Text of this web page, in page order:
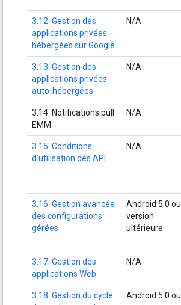
3.12. Gestion des
applications privées
hébergées sur Google
N/A
3.13. Gestion des
applications privées
auto-hébergées
N/A
3.14. Notifications pull
EMM
N/A
3.15. Conditions
d'utilisation des API
N/A
3.16. Gestion avancée
des configurations
gérées
Android 5.0 ou
version
ultérieure
3.17. Gestion des
applications Web
N/A
3.18. Gestion du cycle
Android 5.0 ou